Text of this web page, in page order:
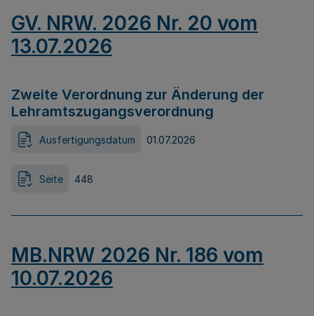
GV. NRW. 2026 Nr. 20 vom
13.07.2026
Zweite Verordnung zur Änderung der
Lehramtszugangsverordnung
Ausfertigungsdatum 01.07.2026
Seite 448
MB.NRW 2026 Nr. 186 vom
10.07.2026